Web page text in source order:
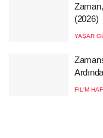
(2026)
YAŞAR
FIL'M